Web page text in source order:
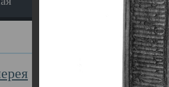
Главная